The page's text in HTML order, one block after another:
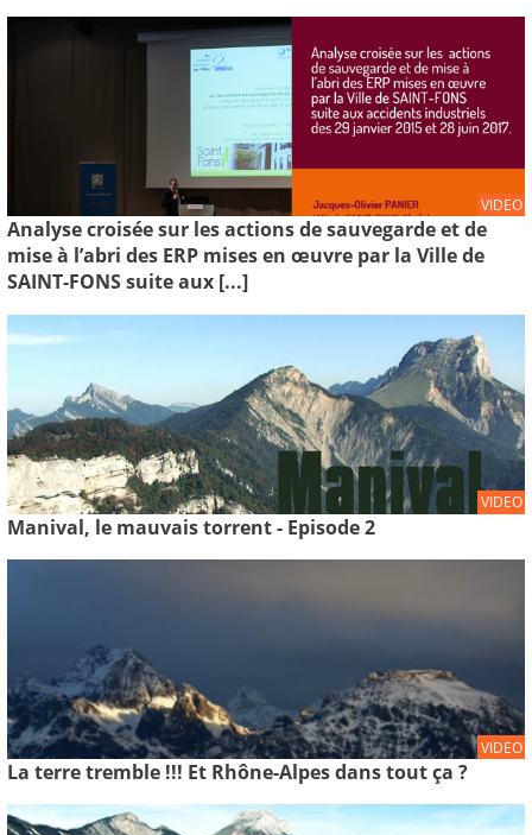
VIDEO
Analyse croisée sur les actions de sauvegarde et de
mise à l’abri des ERP mises en œuvre par la Ville de
SAINT-FONS suite aux [...]
VIDEO
Manival, le mauvais torrent - Episode 2
VIDEO
La terre tremble !!! Et Rhône-Alpes dans tout ça ?